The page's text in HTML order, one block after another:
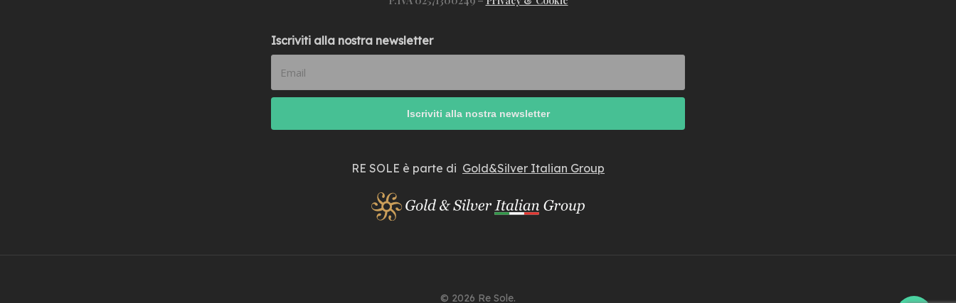
Iscriviti alla nostra newsletter
RE SOLE è parte di Gold&Silver Italian Group
© 2026 Re Sole.